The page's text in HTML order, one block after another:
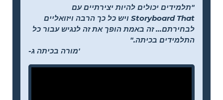
"תלמידים יכולים להיות יצירתיים עם
Storyboard That ויש כל כך הרבה ויזואליים
לבחירתם... זה באמת הופך את זה לנגיש עבור כל
התלמידים בכיתה."
-מורה בכיתה ג'